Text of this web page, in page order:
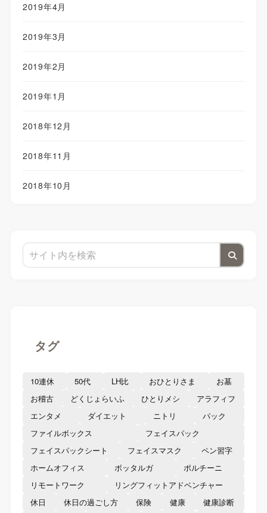
2019年4月
2019年3月
2019年2月
2019年1月
2018年12月
2018年11月
2018年10月
タグ
10連休 50代 LH比 おひとりさま
お墓
お稽古
どくじょらいふ ひとりメシ
アラフィフ
エンタメ
ダイエット ニトリ
パック
ファイルボックス
フェイスパック
フェイスパックシート
フェイスマスク
ペン習字
ホームオフィス
ボッタルガ
ポルチーニ
リモートワーク
リングフィットアドベンチャー
休日
休日の過ごし方 保険 健康 健康診断